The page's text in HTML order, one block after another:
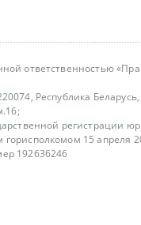
ответственностью
Республика
регистрации
15 апреля
192636246